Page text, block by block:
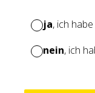
ja, ich
nein, ich